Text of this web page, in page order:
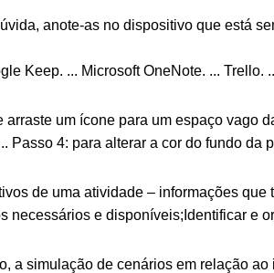
anote-as no dispositivo que está
Keep. ... Microsoft OneNote. ... Trello.
um ícone para um espaço vago
4: para alterar a cor do fundo da
de uma atividade – informações
e disponíveis;Identificar e
a simulação de cenários em relação